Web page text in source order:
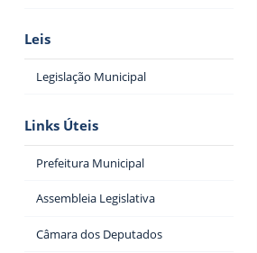
Leis
Legislação Municipal
Links Úteis
Prefeitura Municipal
Assembleia Legislativa
Câmara dos Deputados